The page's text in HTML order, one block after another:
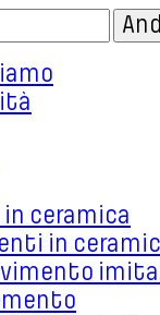
ceramica
in